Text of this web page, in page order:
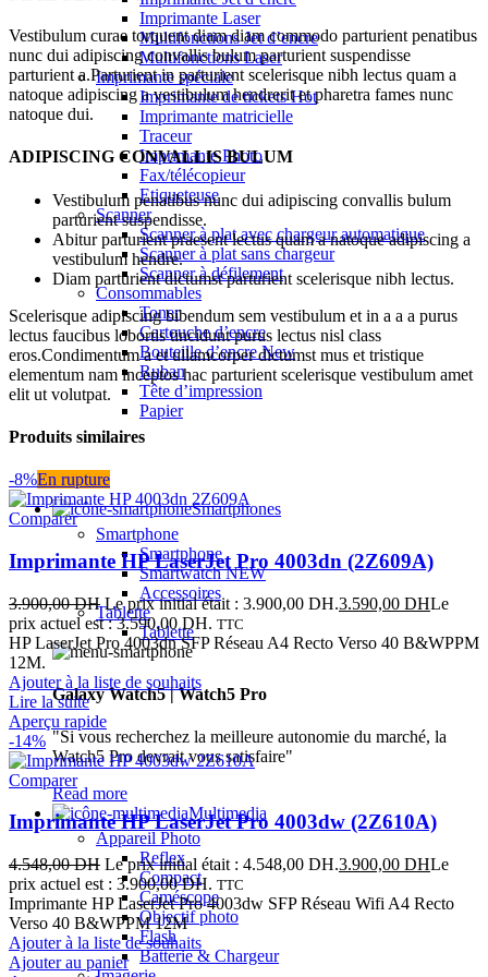
Imprimante Laser
Multifonctions Jet d’encre
Multifonctions Laser
Imprimante spéciale
Imprimante de ticketsHot
Imprimante matricielle
Traceur
Imprimante Photo
Fax/télécopieur
Etiqueteuse
Scanner
Scanner à plat avec chargeur automatique
Scanner à plat sans chargeur
Scanner à défilement
Consommables
Toner
Cartouche d’encre
Bouteille d’encreNew
Ruban
Tête d’impression
Papier
Smartphones
Smartphone
Smartphone
SmartwatchNEW
Accessoires
Tablette
Tablette
Galaxy Watch5 | Watch5 Pro
"Si vous recherchez la meilleure autonomie du marché, la
Watch5 Pro devrait vous satisfaire"
Read more
Multimedia
Appareil Photo
Reflex
Compact
Caméscope
Objectif photo
Flash
Batterie & Chargeur
Vestibulum curae torquent diam diam commodo parturient penatibus
nunc dui adipiscing convallis bulum parturient suspendisse
parturient a.Parturient in parturient scelerisque nibh lectus quam a
natoque adipiscing a vestibulum hendrerit et pharetra fames nunc
natoque dui.
ADIPISCING CONVALLIS BULUM
Vestibulum penatibus nunc dui adipiscing convallis bulum
parturient suspendisse.
Abitur parturient praesent lectus quam a natoque adipiscing a
vestibulum hendre.
Diam parturient dictumst parturient scelerisque nibh lectus.
Scelerisque adipiscing bibendum sem vestibulum et in a a a purus
lectus faucibus lobortis tincidunt purus lectus nisl class
eros.Condimentum a et ullamcorper dictumst mus et tristique
elementum nam inceptos hac parturient scelerisque vestibulum amet
elit ut volutpat.
Produits similaires
-8%En rupture
Comparer
Imprimante HP LaserJet Pro 4003dn (2Z609A)
3.900,00DH Le prix initial était : 3.900,00 DH.3.590,00 DHLe
prix actuel est : 3.590,00 DH. TTC
HP LaserJet Pro 4003dn SFP Réseau A4 Recto Verso 40 B&WPPM
12M.
Ajouter à la liste de souhaits
Lire la suite
Aperçu rapide
-14%
Comparer
Imprimante HP LaserJet Pro 4003dw (2Z610A)
4.548,00DH Le prix initial était : 4.548,00 DH.3.900,00 DHLe
prix actuel est : 3.900,00 DH. TTC
Imprimante HP LaserJet Pro 4003dw SFP Réseau Wifi A4 Recto
Verso 40 B&WPPM 12M
Ajouter à la liste de souhaits
Ajouter au panier